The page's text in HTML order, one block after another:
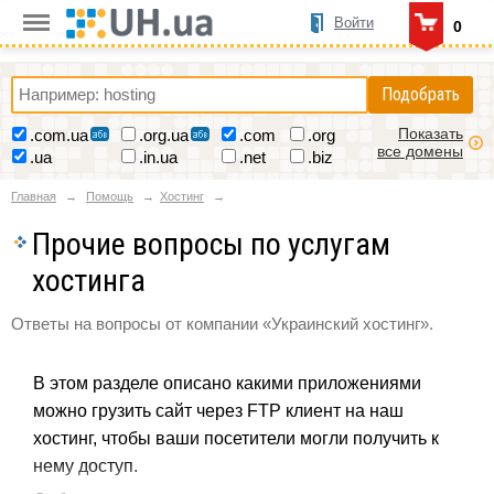
0
Войти
Подобрать
.com.ua .org.ua .com
.org
.ua
.in.ua .net .biz
Показать
все домены
Главная Помощь Хостинг
Прочие вопросы по услугам
хостинга
Ответы на вопросы от компании «Украинский хостинг».
В этом разделе описано какими приложениями
можно грузить сайт через FTP клиент на наш
хостинг, чтобы ваши посетители могли получить к
нему доступ.